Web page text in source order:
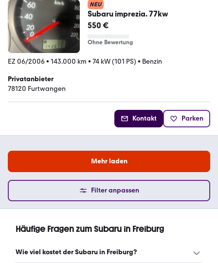
NEU
Subaru imprezia. 77kw
550 €
Ohne Bewertung
EZ 06/2006• 143.000 km • 74 kW (101 PS) • Benzin
Privatanbieter
78120 Furtwangen
Kontakt Parken
Mehr laden
Filter anpassen
Häufige Fragen zum Subaru in Freiburg
Wie viel kostet der Subaru in Freiburg?